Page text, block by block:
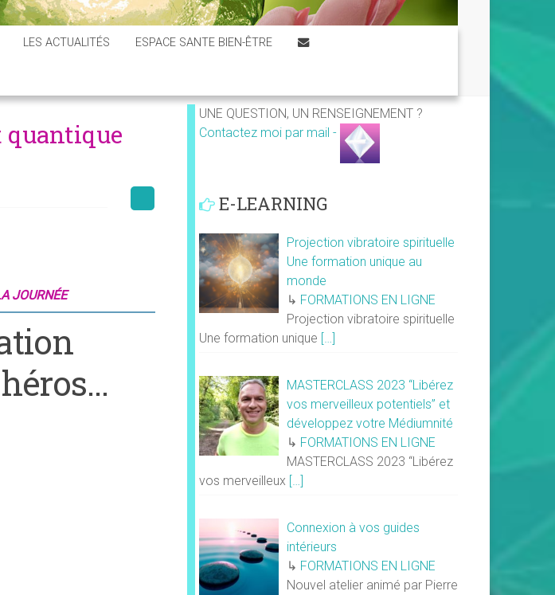
LES ACTUALITÉS ESPACE SANTE BIEN-ÊTRE
JOURNÉE
UNE QUESTION, UN RENSEIGNEMENT ?
Contactez moi par mail -
E-LEARNING
Projection vibratoire spirituelle
Une formation unique au
monde
↳ FORMATIONS EN LIGNE
Projection vibratoire spirituelle
Une formation unique […]
MASTERCLASS 2023 “Libérez
vos merveilleux potentiels” et
développez votre Médiumnité
↳ FORMATIONS EN LIGNE
MASTERCLASS 2023 “Libérez
vos merveilleux […]
Connexion à vos guides
intérieurs
↳ FORMATIONS EN LIGNE
Nouvel atelier animé par Pierre